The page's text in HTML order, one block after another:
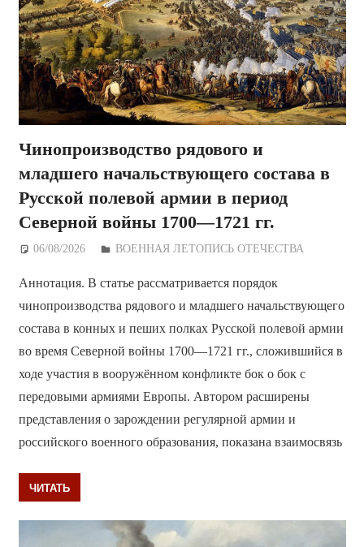
Чинопроизводство рядового и
младшего начальствующего состава в
Русской полевой армии в период
Северной войны 1700—1721 гг.
06/08/2026 Дежурный по Редакции
ВОЕННАЯ ЛЕТОПИСЬ ОТЕЧЕСТВА
Аннотация. В статье рассматривается порядок
чинопроизводства рядового и младшего начальствующего
состава в конных и пеших полках Русской полевой армии
во время Северной войны 1700—1721 гг., сложившийся в
ходе участия в вооружённом конфликте бок о бок с
передовыми армиями Европы. Автором расширены
представления о зарождении регулярной армии и
российского военного образования, показана взаимосвязь
ЧИТАТЬ